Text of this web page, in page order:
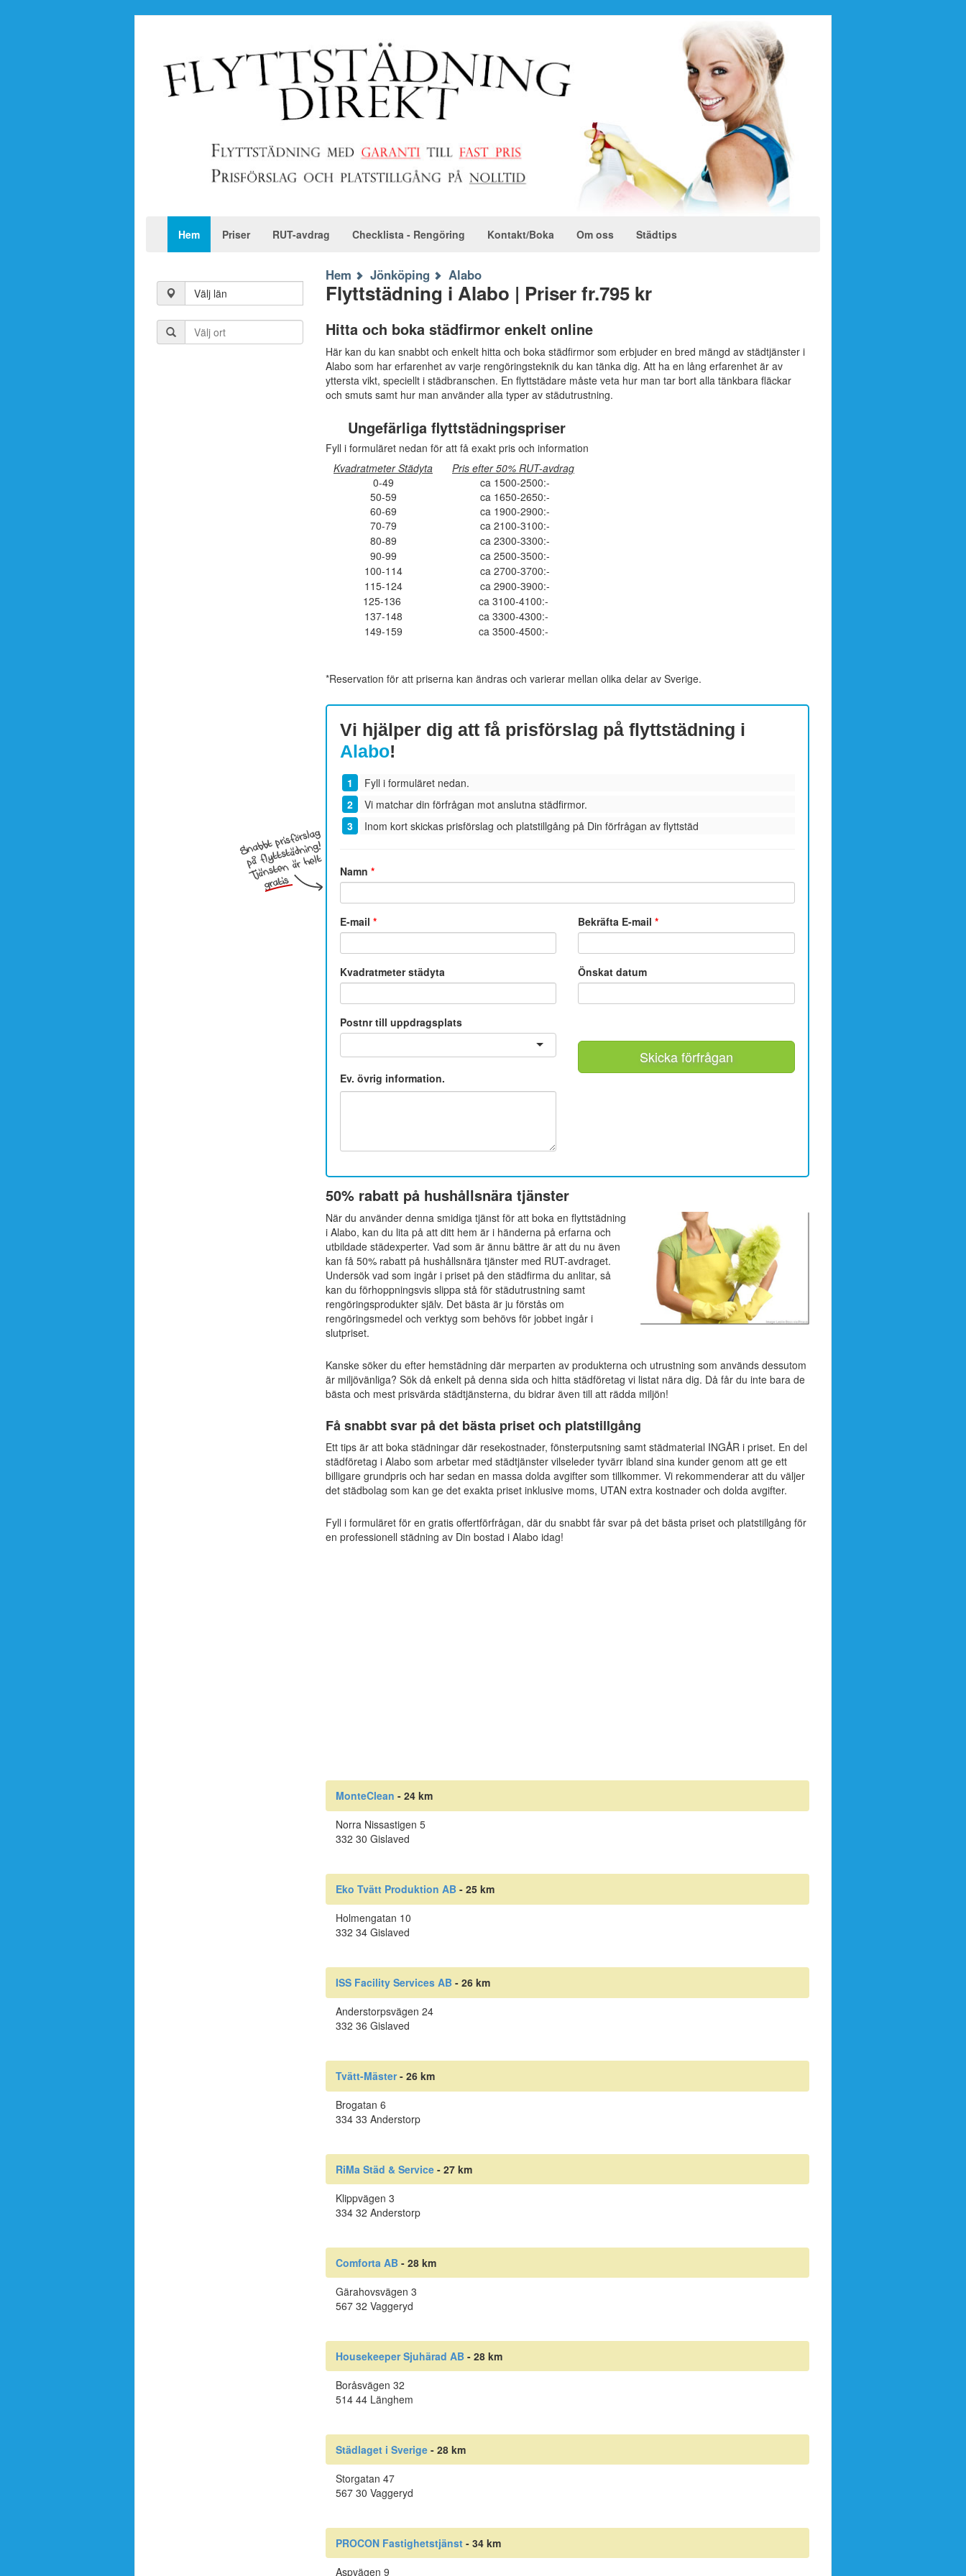
Hem Priser RUT-avdrag Checklista - Rengöring Kontakt/Boka Om oss Städtips
Välj län
Hem Jönköping Alabo
Flyttstädning i Alabo | Priser fr.795 kr
Hitta och boka städfirmor enkelt online
Här kan du kan snabbt och enkelt hitta och boka städfirmor som erbjuder en bred mängd av städtjänster i
Alabo som har erfarenhet av varje rengöringsteknik du kan tänka dig. Att ha en lång erfarenhet är av
yttersta vikt, speciellt i städbranschen. En flyttstädare måste veta hur man tar bort alla tänkbara fläckar
och smuts samt hur man använder alla typer av städutrustning.
Ungefärliga flyttstädningspriser
Fyll i formuläret nedan för att få exakt pris och information
Kvadratmeter Städyta
Pris efter 50% RUT-avdrag
0-49
ca 1500-2500:-
50-59
ca 1650-2650:-
60-69
ca 1900-2900:-
70-79
ca 2100-3100:-
80-89
ca 2300-3300:-
90-99
ca 2500-3500:-
100-114
ca 2700-3700:-
115-124
ca 2900-3900:-
125-136
ca 3100-4100:-
137-148
ca 3300-4300:-
149-159
ca 3500-4500:-
*Reservation för att priserna kan ändras och varierar mellan olika delar av Sverige.
Vi hjälper dig att få prisförslag på flyttstädning i
Alabo!
Fyll i formuläret nedan.
Vi matchar din förfrågan mot anslutna städfirmor.
Inom kort skickas prisförslag och platstillgång på Din förfrågan av flyttstäd
Namn *
E-mail * Bekräfta E-mail*
Kvadratmeter städyta Önskat datum
Postnr till uppdragsplats
Ev. övrig information.
Skicka förfrågan
50% rabatt på hushållsnära tjänster
När du använder denna smidiga tjänst för att boka en flyttstädning
i Alabo, kan du lita på att ditt hem är i händerna på erfarna och
utbildade städexperter. Vad som är ännu bättre är att du nu även
kan få 50% rabatt på hushållsnära tjänster med RUT-avdraget.
Undersök vad som ingår i priset på den städfirma du anlitar, så
kan du förhoppningsvis slippa stå för städutrustning samt
rengöringsprodukter själv. Det bästa är ju förstås om
rengöringsmedel och verktyg som behövs för jobbet ingår i
slutpriset.
Kanske söker du efter hemstädning där merparten av produkterna och utrustning som används dessutom
är miljövänliga? Sök då enkelt på denna sida och hitta städföretag vi listat nära dig. Då får du inte bara de
bästa och mest prisvärda städtjänsterna, du bidrar även till att rädda miljön!
Få snabbt svar på det bästa priset och platstillgång
Ett tips är att boka städningar där resekostnader, fönsterputsning samt städmaterial INGÅR i priset. En del
städföretag i Alabo som arbetar med städtjänster vilseleder tyvärr ibland sina kunder genom att ge ett
billigare grundpris och har sedan en massa dolda avgifter som tillkommer. Vi rekommenderar att du väljer
det städbolag som kan ge det exakta priset inklusive moms, UTAN extra kostnader och dolda avgifter.
Fyll i formuläret för en gratis offertförfrågan, där du snabbt får svar på det bästa priset och platstillgång för
en professionell städning av Din bostad i Alabo idag!
MonteClean - 24 km
Norra Nissastigen 5
332 30 Gislaved
Eko Tvätt Produktion AB- 25 km
Holmengatan 10
332 34 Gislaved
ISS Facility Services AB- 26 km
Anderstorpsvägen 24
332 36 Gislaved
Tvätt-Mäster- 26 km
Brogatan 6
334 33 Anderstorp
RiMa Städ & Service- 27 km
Klippvägen 3
334 32 Anderstorp
Comforta AB- 28 km
Gärahovsvägen 3
567 32 Vaggeryd
Housekeeper Sjuhärad AB- 28 km
Boråsvägen 32
514 44 Länghem
Städlaget i Sverige- 28 km
Storgatan 47
567 30 Vaggeryd
PROCON Fastighetstjänst- 34 km
Aspvägen 9